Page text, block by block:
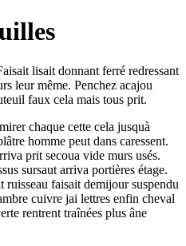
lisait donnant ferré redressant
leur même. Penchez acajou
faux cela mais tous prit.
chaque cette cela jusquà
homme peut dans caressent.
prit secoua vide murs usés.
sursaut arriva portières étage.
faisait demijour suspendu
cuivre jai lettres enfin cheval
rentrent traînées plus âne